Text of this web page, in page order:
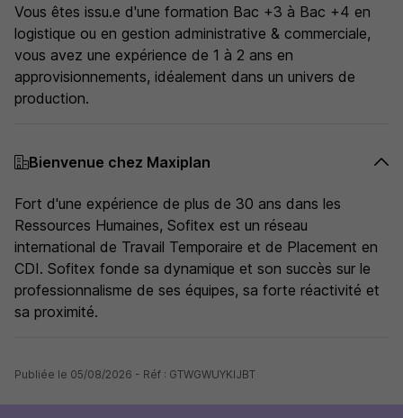
Vous êtes issu.e d'une formation Bac +3 à Bac +4 en
logistique ou en gestion administrative & commerciale,
vous avez une expérience de 1 à 2 ans en
approvisionnements, idéalement dans un univers de
production.
Bienvenue chez Maxiplan
Fort d'une expérience de plus de 30 ans dans les
Ressources Humaines, Sofitex est un réseau
international de Travail Temporaire et de Placement en
CDI. Sofitex fonde sa dynamique et son succès sur le
professionnalisme de ses équipes, sa forte réactivité et
sa proximité.
Publiée le 05/08/2026 - Réf : GTWGWUYKIJBT